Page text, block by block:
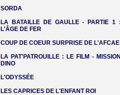
SORDA
LA BATAILLE DE GAULLE - PARTIE 1
L'ÂGE DE FER
COUP DE COEUR SURPRISE DE L'AFCAE
LA PAT'PATROUILLE : LE FILM -
DINO
L'ODYSSÉE
LES CAPRICES DE L'ENFANT ROI